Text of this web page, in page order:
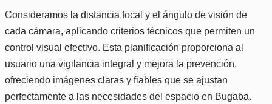
Consideramos la distancia focal y el ángulo de visión de
cada cámara, aplicando criterios técnicos que permiten un
control visual efectivo. Esta planificación proporciona al
usuario una vigilancia integral y mejora la prevención,
ofreciendo imágenes claras y fiables que se ajustan
perfectamente a las necesidades del espacio en Bugaba.